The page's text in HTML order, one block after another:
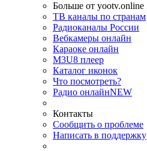
Больше от yootv.online
ТВ каналы по странам
Радиоканалы России
Вебкамеры онлайн
Караоке онлайн
M3U8 плеер
Каталог иконок
Что посмотреть?
Радио онлайнNEW
Контакты
Сообщить о проблеме
Написать в поддержку